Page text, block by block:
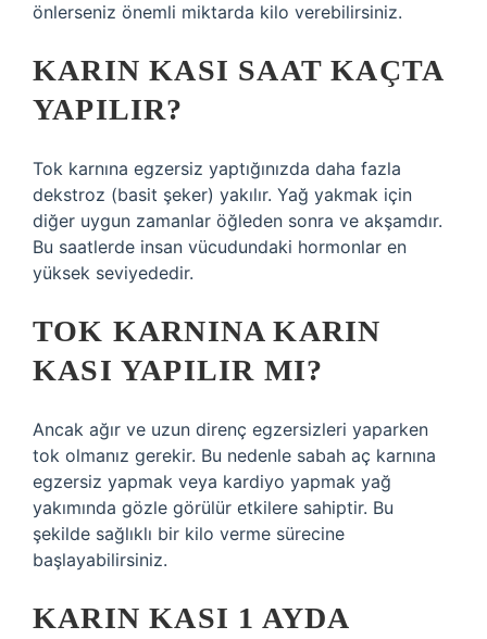
önlerseniz önemli miktarda kilo verebilirsiniz.
KARIN KASI SAAT KAÇTA
YAPILIR?
Tok karnına egzersiz yaptığınızda daha fazla
dekstroz (basit şeker) yakılır. Yağ yakmak için
diğer uygun zamanlar öğleden sonra ve akşamdır.
Bu saatlerde insan vücudundaki hormonlar en
yüksek seviyededir.
TOK KARNINA KARIN
KASI YAPILIR MI?
Ancak ağır ve uzun direnç egzersizleri yaparken
tok olmanız gerekir. Bu nedenle sabah aç karnına
egzersiz yapmak veya kardiyo yapmak yağ
yakımında gözle görülür etkilere sahiptir. Bu
şekilde sağlıklı bir kilo verme sürecine
başlayabilirsiniz.
KARIN KASI 1 AYDA